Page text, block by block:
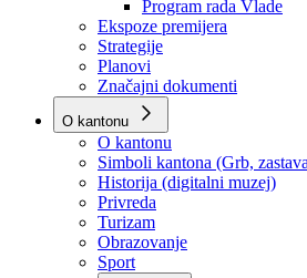
Vlada
Poslovnik
Program rada Vlade
Ekspoze premijera
Strategije
Planovi
Značajni dokumenti
O kantonu
O kantonu
Simboli kantona (Grb, zastava)
Historija (digitalni muzej)
Privreda